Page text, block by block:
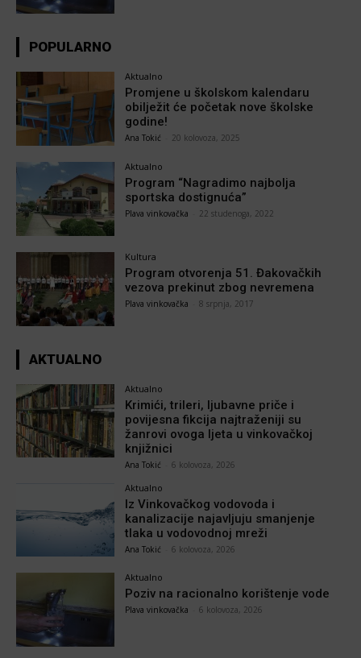
POPULARNO
Aktualno
Promjene u školskom kalendaru
obilježit će početak nove školske
godine!
Ana Tokić 20 kolovoza, 2025
Aktualno
Program “Nagradimo najbolja
sportska dostignuća”
Plava vinkovačka 22 studenoga, 2022
Kultura
Program otvorenja 51. Đakovačkih
vezova prekinut zbog nevremena
Plava vinkovačka 8 srpnja, 2017
AKTUALNO
Aktualno
Krimići, trileri, ljubavne priče i
povijesna fikcija najtraženiji su
žanrovi ovoga ljeta u vinkovačkoj
knjižnici
Ana Tokić 6 kolovoza, 2026
Aktualno
Iz Vinkovačkog vodovoda i
kanalizacije najavljuju smanjenje
tlaka u vodovodnoj mreži
Ana Tokić 6 kolovoza, 2026
Aktualno
Poziv na racionalno korištenje vode
Plava vinkovačka 6 kolovoza, 2026